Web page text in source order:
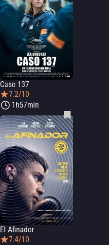
Caso 137
7.2/10
1h57min
El Afinador
7.4/10